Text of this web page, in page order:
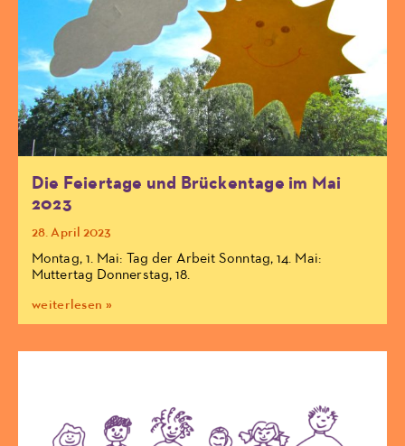
Die Feiertage und Brückentage im Mai
2023
28. April 2023
Montag, 1. Mai: Tag der Arbeit Sonntag, 14. Mai:
Muttertag Donnerstag, 18.
weiterlesen »